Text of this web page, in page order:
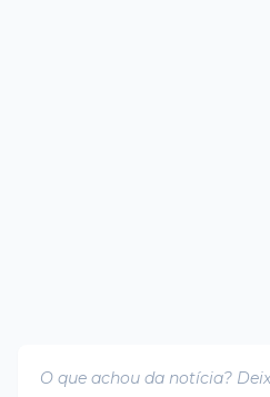
O que achou da notícia?